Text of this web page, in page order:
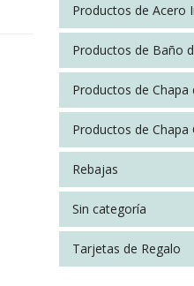
Productos de Acero
Productos de Baño
Productos de Chapa
Productos de Chapa
Rebajas
Sin categoría
Tarjetas de Regalo